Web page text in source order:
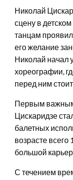
Николай
сцену в
танцам
его желание
Николай начал
хореографии,
перед ним
Первым
Цискаридзе
балетных
возрасте
большой
С течением